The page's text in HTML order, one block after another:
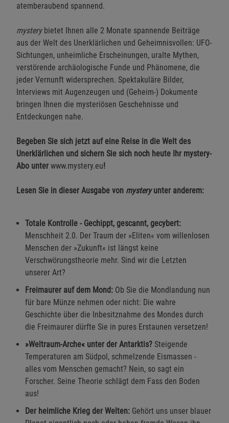
atemberaubend spannend.
mystery bietet Ihnen alle 2 Monate spannende Beiträge
aus der Welt des Unerklärlichen und Geheimnisvollen: UFO-
Sichtungen, unheimliche Erscheinungen, uralte Mythen,
verstörende archäologische Funde und Phänomene, die
jeder Vernunft widersprechen. Spektakuläre Bilder,
Interviews mit Augenzeugen und (Geheim-) Dokumente
bringen Ihnen die mysteriösen Geschehnisse und
Entdeckungen nahe.
Begeben Sie sich jetzt auf eine Reise in die Welt des
Unerklärlichen und sichern Sie sich noch heute Ihr mystery-
Abo unter www.mystery.eu!
Lesen Sie in dieser Ausgabe von mysteryunter anderem:
Totale Kontrolle - Gechippt, gescannt, gecybert:
Menschheit 2.0. Der Traum der »Eliten« vom willenlosen
Menschen der »Zukunft« ist längst keine
Verschwörungstheorie mehr. Sind wir die Letzten
unserer Art?
Freimaurer auf dem Mond: Ob Sie die Mondlandung nun
für bare Münze nehmen oder nicht: Die wahre
Geschichte über die Inbesitznahme des Mondes durch
die Freimaurer dürfte Sie in pures Erstaunen versetzen!
»Weltraum-Arche« unter der Antarktis? Steigende
Temperaturen am Südpol, schmelzende Eismassen -
alles vom Menschen gemacht? Nein, so sagt ein
Forscher. Seine Theorie schlägt dem Fass den Boden
aus!
Der heimliche Krieg der Welten: Gehört uns unser blauer